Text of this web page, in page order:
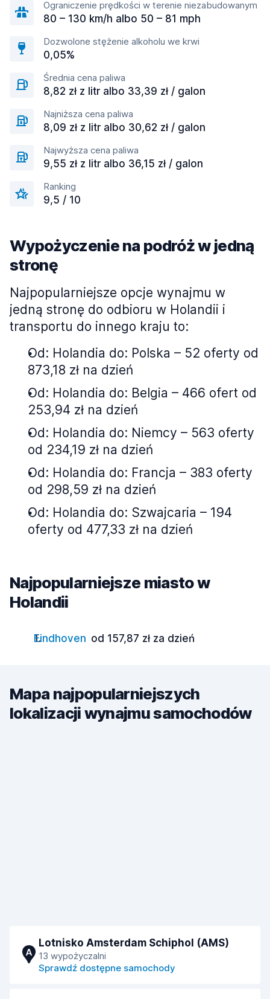
Ograniczenie prędkości w terenie niezabudowanym
80 – 130 km/h albo 50 – 81 mph
Dozwolone stężenie alkoholu we krwi
0,05%
Średnia cena paliwa
8,82 zł z litr albo 33,39 zł / galon
Najniższa cena paliwa
8,09 zł z litr albo 30,62 zł / galon
Najwyższa cena paliwa
9,55 zł z litr albo 36,15 zł / galon
Ranking
9,5 / 10
Wypożyczenie na podróż w jedną
stronę
Najpopularniejsze opcje wynajmu w
jedną stronę do odbioru w Holandii i
transportu do innego kraju to:
Od: Holandia do: Polska – 52 oferty od
873,18 zł na dzień
Od: Holandia do: Belgia – 466 ofert od
253,94 zł na dzień
Od: Holandia do: Niemcy – 563 oferty
od 234,19 zł na dzień
Od: Holandia do: Francja – 383 oferty
od 298,59 zł na dzień
Od: Holandia do: Szwajcaria – 194
oferty od 477,33 zł na dzień
Najpopularniejsze miasto w
Holandii
Eindhoven od 157,87 zł za dzień
Mapa najpopularniejszych
lokalizacji wynajmu samochodów
A
Lotnisko Amsterdam Schiphol (AMS)
13 wypożyczalni
Sprawdź dostępne samochody